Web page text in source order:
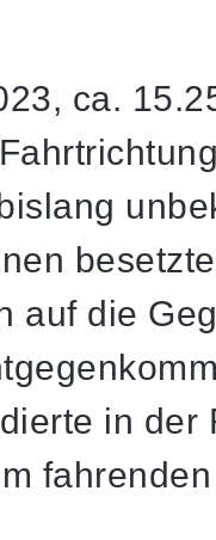
ca.
auf die
in der
fahrenden